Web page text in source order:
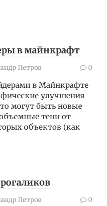
в майнкрафт
Петров 0
в Майнкрафте
улучшения
могут быть новые
тени от
объектов (как
Петров 0